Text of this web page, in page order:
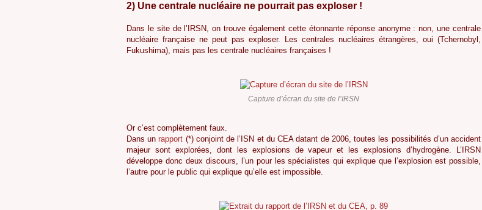
2) Une centrale nucléaire ne pourrait pas exploser !
Dans le site de l’IRSN, on trouve également cette étonnante réponse anonyme : non, une centrale
nucléaire française ne peut pas exploser. Les centrales nucléaires étrangères, oui (Tchernobyl,
Fukushima), mais pas les centrale nucléaires françaises !
Capture d’écran du site de l’IRSN
Or c’est complètement faux.
Dans unrapport (*) conjoint de l’ISN et du CEA datant de 2006, toutes les possibilités d’un accident
majeur sont explorées, dont les explosions de vapeur et les explosions d’hydrogène. L’IRSN
développe donc deux discours, l’un pour les spécialistes qui explique que l’explosion est possible,
l’autre pour le public qui explique qu’elle est impossible.